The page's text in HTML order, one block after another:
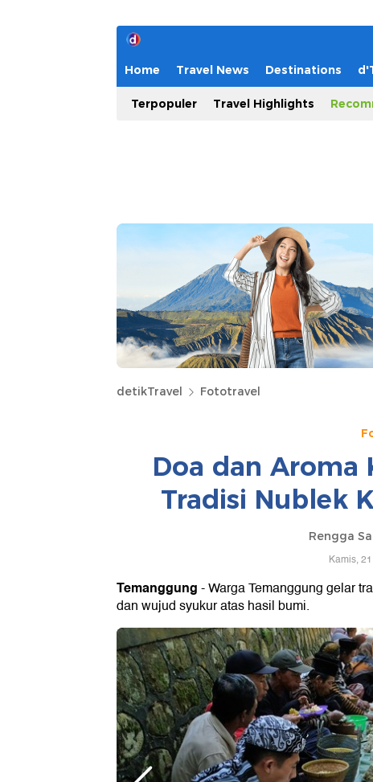
Home Travel News Destinations
Terpopuler Travel Highlights
detikTravel Fototravel
Doa dan Aroma
Tradisi Nublek
Rengga
Kamis,
Temanggung- Warga Temanggung gelar
dan wujud syukur atas hasil bumi.